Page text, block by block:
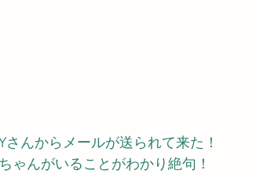
んからメールが送られて来た！
ゃんがいることがわかり絶句！